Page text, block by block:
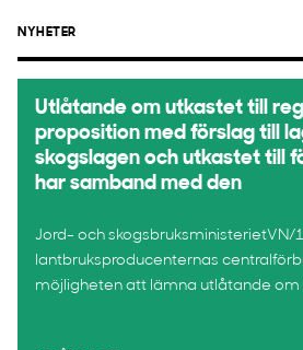
NYHETER
Utlåtande om utkastet till
proposition med förslag till
skogslagen och utkastet till
har samband med den
Jord- och skogsbruksministerietVN/
lantbruksproducenternas
möjligheten att lämna utlåtande om